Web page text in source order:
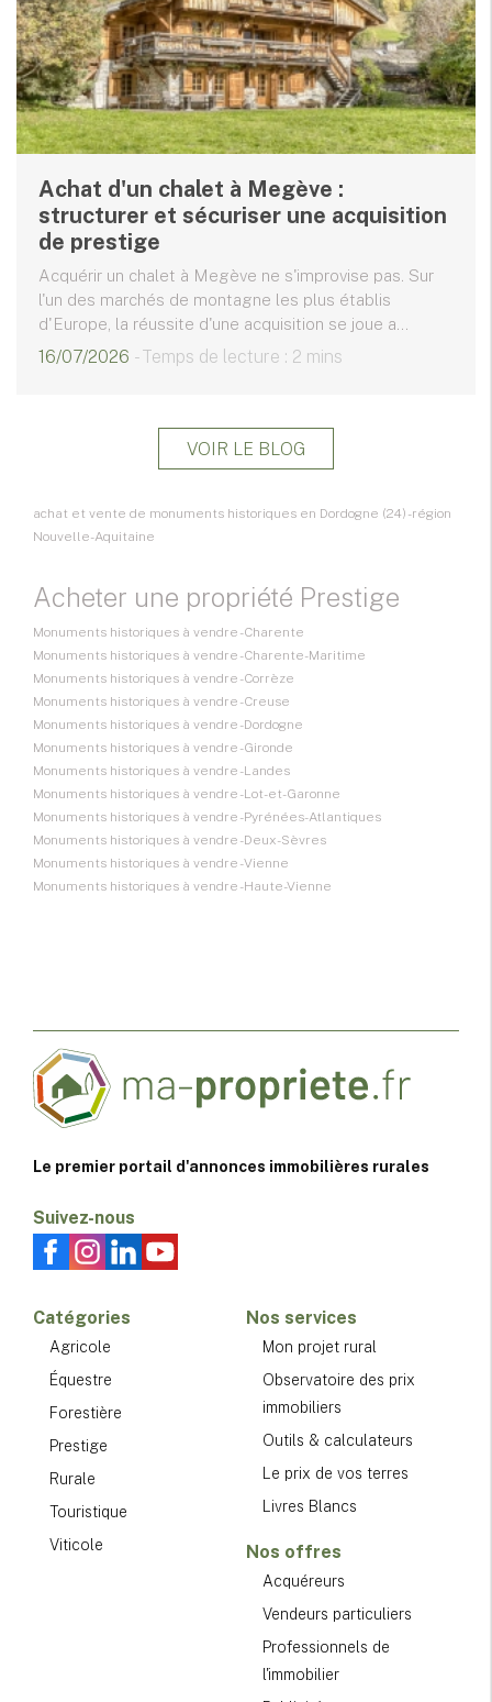
Achat d'un chalet à Megève :
structurer et sécuriser une acquisition
de prestige
Acquérir un chalet à Megève ne s'improvise pas. Sur
l'un des marchés de montagne les plus établis
d'Europe, la réussite d'une acquisition se joue a...
16/07/2026 - Temps de lecture : 2 mins
VOIR LE BLOG
achat et vente de monuments historiques en Dordogne (24) - région
Nouvelle-Aquitaine
Acheter une propriété Prestige
Monuments historiques à vendre - Charente
Monuments historiques à vendre - Charente-Maritime
Monuments historiques à vendre - Corrèze
Monuments historiques à vendre - Creuse
Monuments historiques à vendre - Dordogne
Monuments historiques à vendre - Gironde
Monuments historiques à vendre - Landes
Monuments historiques à vendre - Lot-et-Garonne
Monuments historiques à vendre - Pyrénées-Atlantiques
Monuments historiques à vendre - Deux-Sèvres
Monuments historiques à vendre - Vienne
Monuments historiques à vendre - Haute-Vienne
Le premier portail d'annonces immobilières rurales
Suivez-nous
Catégories
Agricole
Équestre
Forestière
Prestige
Rurale
Touristique
Viticole
Nos services
Mon projet rural
Observatoire des prix
immobiliers
Outils & calculateurs
Le prix de vos terres
Livres Blancs
Nos offres
Acquéreurs
Vendeurs particuliers
Professionnels de
l'immobilier